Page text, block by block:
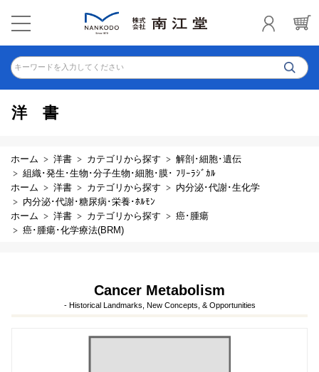
キーワードを入力してください
洋書
ホーム 洋書 カテゴリから探す
解剖･細胞･遺伝
組織･発生･生物･分子生物･細胞･膜･ ﾌﾘｰﾗｼﾞｶﾙ
ホーム
洋書 カテゴリから探す
内分泌･代謝･生化学
内分泌･代謝･糖尿病･栄養･ﾎﾙﾓﾝ
ホーム
洋書 カテゴリから探す
癌･腫瘍
癌･腫瘍･化学療法(BRM)
Cancer Metabolism
- Historical Landmarks, New Concepts, & Opportunities